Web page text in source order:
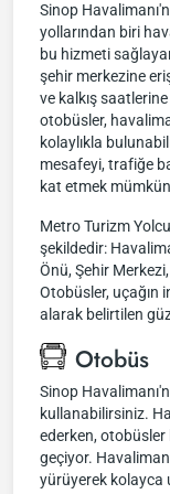
Sinop
yollarından biri
bu hizmeti
şehir merkezine
ve kalkış
otobüsler,
kolaylıkla
mesafeyi, trafiğe
kat etmek
Metro Turizm
şekildedir:
Önü, Şehir
Otobüsler, uçağın
alarak belirtilen
Otobüs
Sinop
kullanabilirsiniz.
ederken, otobüsler
geçiyor.
yürüyerek kolayca